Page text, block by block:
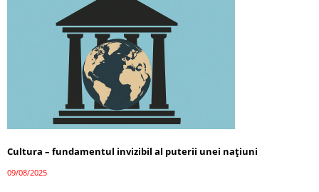
Cultura – fundamentul invizibil al puterii unei națiuni
09/08/2025